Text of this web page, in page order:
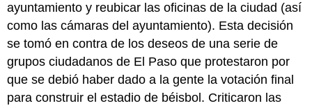
ayuntamiento y reubicar las oficinas de la ciudad (así
como las cámaras del ayuntamiento). Esta decisión
se tomó en contra de los deseos de una serie de
grupos ciudadanos de El Paso que protestaron por
que se debió haber dado a la gente la votación final
para construir el estadio de béisbol. Criticaron las